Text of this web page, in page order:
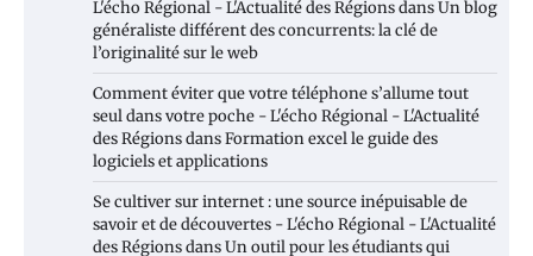
L'écho Régional - L'Actualité des RégionsdansUn blog
généraliste différent des concurrents: la clé de
l’originalité sur le web
Comment éviter que votre téléphone s’allume tout
seul dans votre poche - L'écho Régional - L'Actualité
des RégionsdansFormation excel le guide des
logiciels et applications
Se cultiver sur internet : une source inépuisable de
savoir et de découvertes - L'écho Régional - L'Actualité
des RégionsdansUn outil pour les étudiants qui